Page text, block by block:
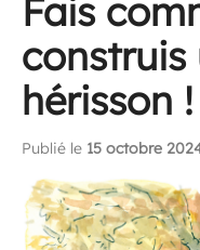
Fais
hérisson !
Publié le 15 octobre